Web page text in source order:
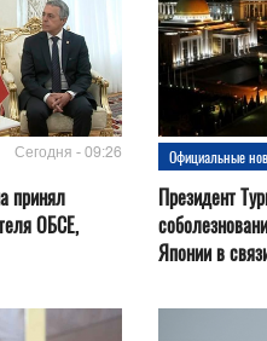
Сегодня - 09:26
принял
ОБСЕ,
Официальные
Президент
Японии в